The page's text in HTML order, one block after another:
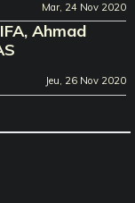
Mar, 24 Nov 2020
Ahmad
Jeu, 26 Nov 2020